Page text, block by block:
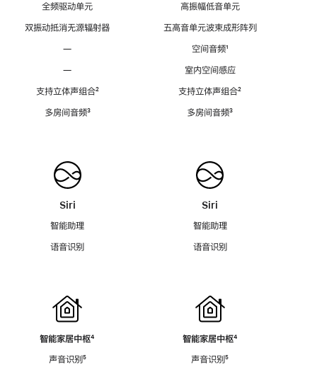
全频驱动单元
双振动抵消无源辐射器
—
—
支持立体声组合脚
²
多房间音频脚
³
Siri
智能助理
语音识别
智能家居中枢脚
⁴
声音识别脚
⁵
高振幅低音单元
五高音单元波束成形阵列
空间音频脚
¹
室内空间感应
支持立体声组合脚
²
多房间音频脚
³
Siri
智能助理
语音识别
智能家居中枢脚
⁴
声音识别脚
⁵